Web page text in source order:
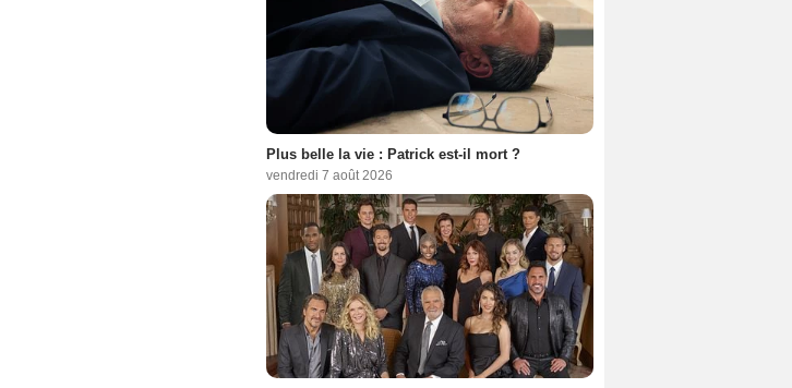
Plus belle la vie : Patrick est-il mort ?
vendredi 7 août 2026